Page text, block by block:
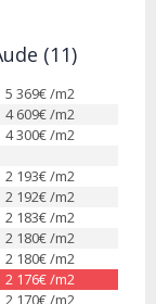
(11)
5 369€ /m2
4 609€ /m2
4 300€ /m2
2 193€ /m2
2 192€ /m2
2 183€ /m2
2 180€ /m2
2 180€ /m2
2 176€ /m2
2 170€ /m2